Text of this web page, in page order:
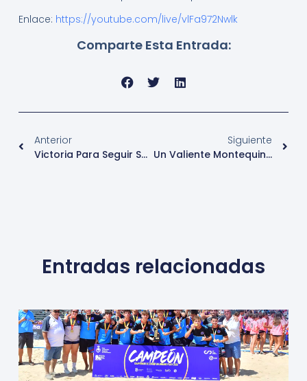
Enlace: https://youtube.com/live/vlFa972Nwlk
Comparte Esta Entrada:
Anterior
Victoria Para Seguir Sumando
Siguiente
Un Valiente Montequinto Plantó Cara A Un Destacado Cantera Sur
Entradas relacionadas